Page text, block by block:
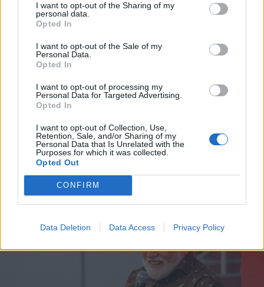
I want to opt-out of the Sharing of my
personal data.
Opted In
I want to opt-out of the Sale of my
Personal Data.
Opted In
I want to opt-out of processing my
Personal Data for Targeted Advertising.
Opted In
I want to opt-out of Collection, Use,
Retention, Sale, and/or Sharing of my
Personal Data that Is Unrelated with the
Purposes for which it was collected.
Opted Out
CONFIRM
Data Deletion Data Access Privacy Policy
szerepet, azóta csak pozitív
visszajelzéseket kap. Emellett a hirtelen
jött világhírnévnek köszönhetően
rengeteg jó embert ismert meg, rengeteg
helyre járt már a világban, olyan
országokba jutott el mint például Chile
vagy Kolumbia, de megfordult már
Szibériában is, az egyik legközelebbi útja
pedig Japánba vezet majd.